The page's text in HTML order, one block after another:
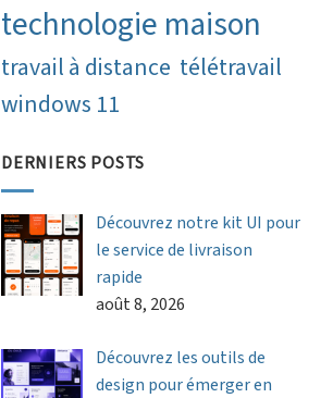
technologie maison
travail à distance télétravail
windows 11
DERNIERS POSTS
Découvrez notre kit UI pour
le service de livraison
rapide
août 8, 2026
Découvrez les outils de
design pour émerger en